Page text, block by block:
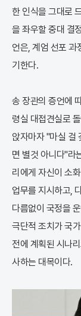
한 인식을 그대로
을 좌우할 중대 결
언은, 계엄 선포 과
기한다.
송 장관의 증언에
령실 대접견실로
앉자마자 "마실 걸
면 별것 아니다"라
리에게 자신이 소
업무를 지시하고,
다름없이 국정을
극단적 조치가 국
전에 계획된 시나
사하는 대목이다.